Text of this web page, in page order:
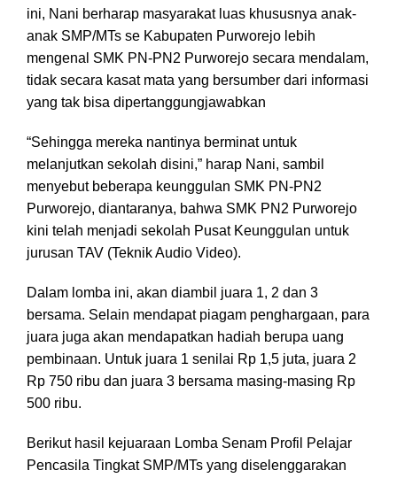
ini, Nani berharap masyarakat luas khususnya anak-
anak SMP/MTs se Kabupaten Purworejo lebih
mengenal SMK PN-PN2 Purworejo secara mendalam,
tidak secara kasat mata yang bersumber dari informasi
yang tak bisa dipertanggungjawabkan
“Sehingga mereka nantinya berminat untuk
melanjutkan sekolah disini,” harap Nani, sambil
menyebut beberapa keunggulan SMK PN-PN2
Purworejo, diantaranya, bahwa SMK PN2 Purworejo
kini telah menjadi sekolah Pusat Keunggulan untuk
jurusan TAV (Teknik Audio Video).
Dalam lomba ini, akan diambil juara 1, 2 dan 3
bersama. Selain mendapat piagam penghargaan, para
juara juga akan mendapatkan hadiah berupa uang
pembinaan. Untuk juara 1 senilai Rp 1,5 juta, juara 2
Rp 750 ribu dan juara 3 bersama masing-masing Rp
500 ribu.
Berikut hasil kejuaraan Lomba Senam Profil Pelajar
Pencasila Tingkat SMP/MTs yang diselenggarakan